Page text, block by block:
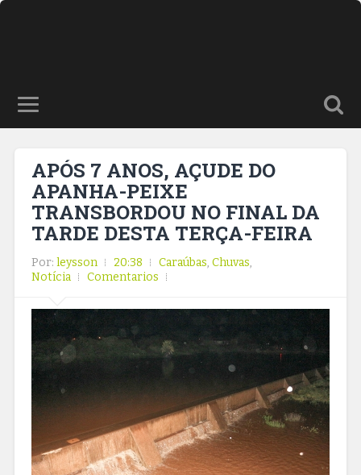
APÓS 7 ANOS, AÇUDE DO
APANHA-PEIXE
TRANSBORDOU NO FINAL DA
TARDE DESTA TERÇA-FEIRA
Por: leysson 20:38 Caraúbas, Chuvas,
Notícia
Comentarios